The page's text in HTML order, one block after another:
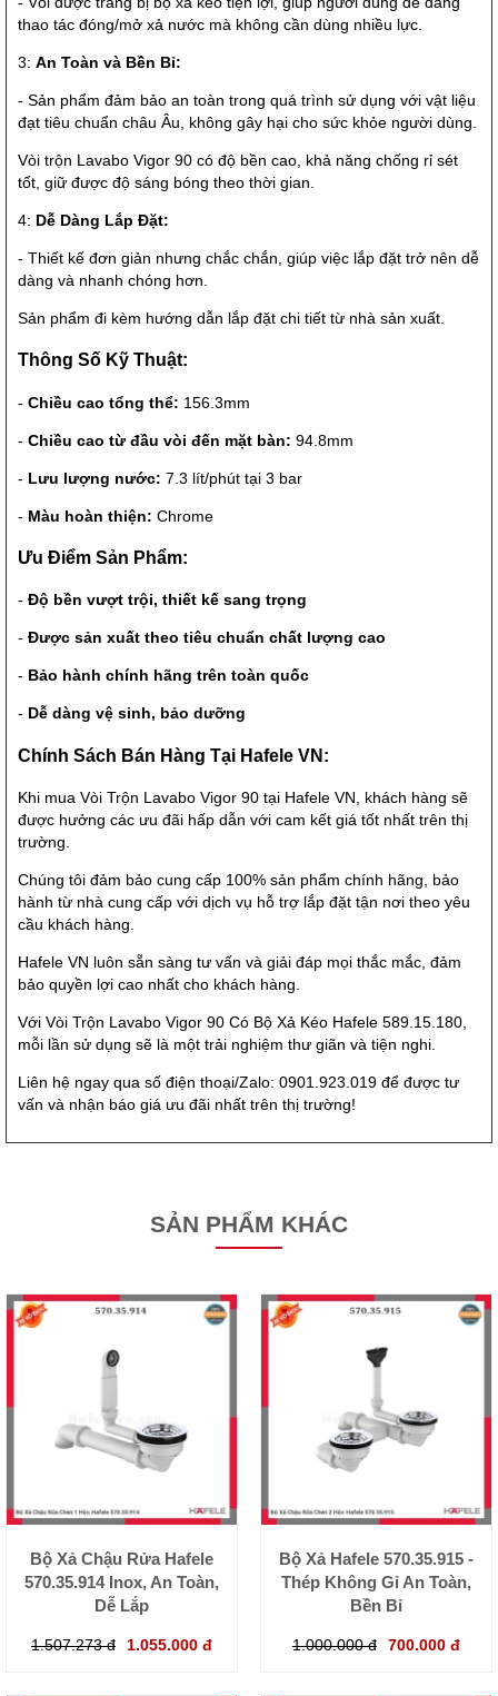
thao tác đóng/mở xả nước mà không cần dùng nhiều lực.
3: An Toàn và Bền Bỉ:
- Sản phẩm đảm bảo an toàn trong quá trình sử dụng với vật liệu
đạt tiêu chuẩn châu Âu, không gây hại cho sức khỏe người dùng.
Vòi trộn Lavabo Vigor 90 có độ bền cao, khả năng chống rỉ sét
tốt, giữ được độ sáng bóng theo thời gian.
4: Dễ Dàng Lắp Đặt:
- Thiết kế đơn giản nhưng chắc chắn, giúp việc lắp đặt trở nên dễ
dàng và nhanh chóng hơn.
Sản phẩm đi kèm hướng dẫn lắp đặt chi tiết từ nhà sản xuất.
Thông Số Kỹ Thuật:
- Chiều cao tổng thể: 156.3mm
- Chiều cao từ đầu vòi đến mặt bàn: 94.8mm
- Lưu lượng nước: 7.3 lít/phút tại 3 bar
- Màu hoàn thiện: Chrome
Ưu Điểm Sản Phẩm:
- Độ bền vượt trội, thiết kế sang trọng
- Được sản xuất theo tiêu chuẩn chất lượng cao
- Bảo hành chính hãng trên toàn quốc
- Dễ dàng vệ sinh, bảo dưỡng
Chính Sách Bán Hàng Tại Hafele VN:
Khi mua Vòi Trộn Lavabo Vigor 90 tại Hafele VN, khách hàng sẽ
được hưởng các ưu đãi hấp dẫn với cam kết giá tốt nhất trên thị
trường.
Chúng tôi đảm bảo cung cấp 100% sản phẩm chính hãng, bảo
hành từ nhà cung cấp với dịch vụ hỗ trợ lắp đặt tận nơi theo yêu
cầu khách hàng.
Hafele VN luôn sẵn sàng tư vấn và giải đáp mọi thắc mắc, đảm
bảo quyền lợi cao nhất cho khách hàng.
Với Vòi Trộn Lavabo Vigor 90 Có Bộ Xả Kéo Hafele 589.15.180,
mỗi lần sử dụng sẽ là một trải nghiệm thư giãn và tiện nghi.
Liên hệ ngay qua số điện thoại/Zalo: 0901.923.019 để được tư
vấn và nhận báo giá ưu đãi nhất trên thị trường!
SẢN PHẨM KHÁC
Bộ Xả Chậu Rửa Hafele
570.35.914 Inox, An Toàn,
Dễ Lắp
1.507.273 đ 1.055.000 đ
Bộ Xả Hafele 570.35.915 -
Thép Không Gỉ An Toàn,
Bền Bỉ
1.000.000 đ 700.000 đ